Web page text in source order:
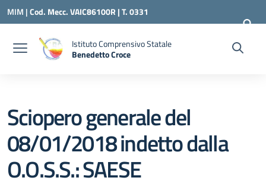
Vai ai contenuti
Vai al menu di navigazione
Vai al footer
MIM |Cod. Mecc. VAIC86100R | T. 0331
240260 | VAIC86100R@ISTRUZIONE.IT
Istituto Comprensivo Statale
Benedetto Croce
Sciopero generale del
08/01/2018 indetto dalla
O.O.S.S.: SAESE